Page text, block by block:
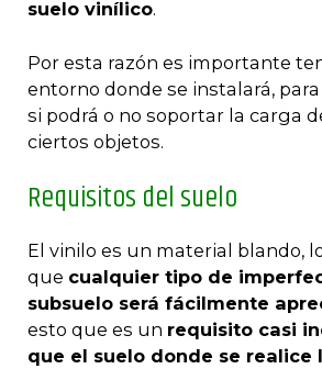
suelo vinílico.
Por esta razón es importante
entorno donde se instalará,
si podrá o no soportar la carga
ciertos objetos.
Requisitos del suelo
El vinilo es un material blando,
que cualquier tipo de
subsuelo será fácilmente
esto que es un requisito casi
que el suelo donde se realice